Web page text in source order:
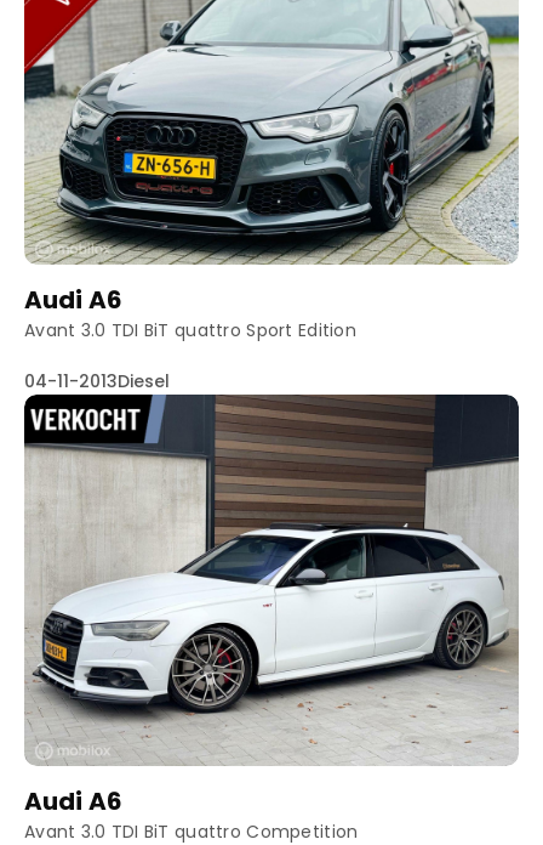
Audi A6
Avant 3.0 TDI BiT quattro Sport Edition
04-11-2013Diesel
Audi A6
Avant 3.0 TDI BiT quattro Competition